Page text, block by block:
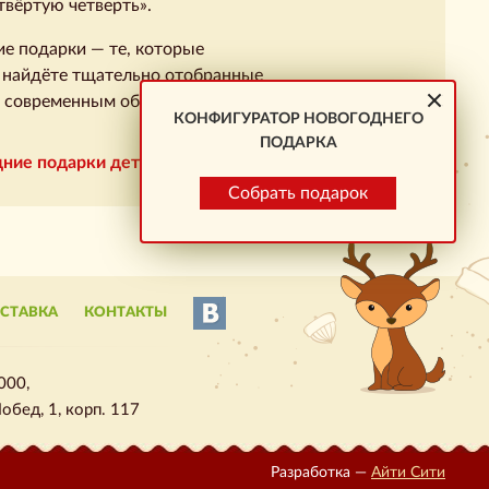
четверть».
подарки — те, которые
тщательно отобранные
образовательным
подарки детям сотрудников
КОНФИГУРАТОР НОВОГОДНЕГО
ПОДАРКА
Собрать подарок
КОНТАКТЫ
1, корп. 117
Разработка — Айти Сити